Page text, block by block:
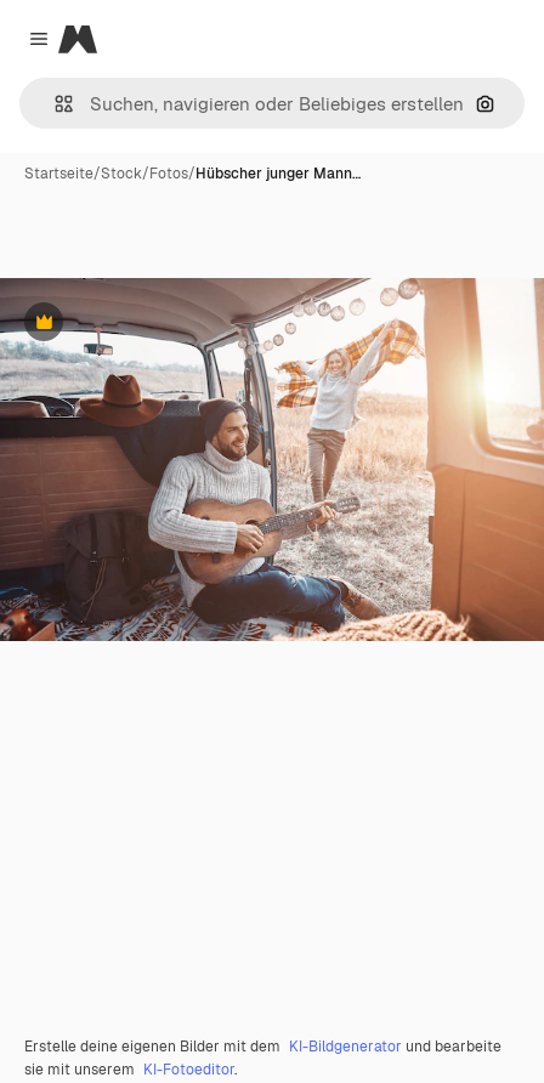
Close menu
Magnific
Nach
Startseite/Stock/Fotos/Hübscher junger Mann…
Premium
Erstelle deine eigenen Bilder mit dem KI-Bildgenerator und bearbeite
sie mit unserem KI-Fotoeditor.